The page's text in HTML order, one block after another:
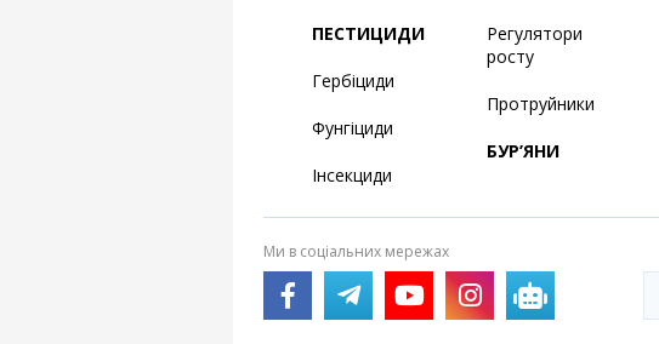
ПЕСТИЦИДИ
Гербіциди
Фунгіциди
Інсекциди
Регулятори
росту
Протруйники
БУР’ЯНИ
Ми в соціальних мережах